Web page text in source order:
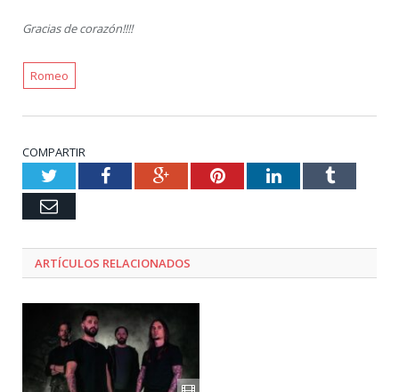
Gracias de corazón!!!!
Romeo
COMPARTIR
TwitterFacebookGoogle+PinterestLinkedInTumblr
Email
ARTÍCULOS RELACIONADOS